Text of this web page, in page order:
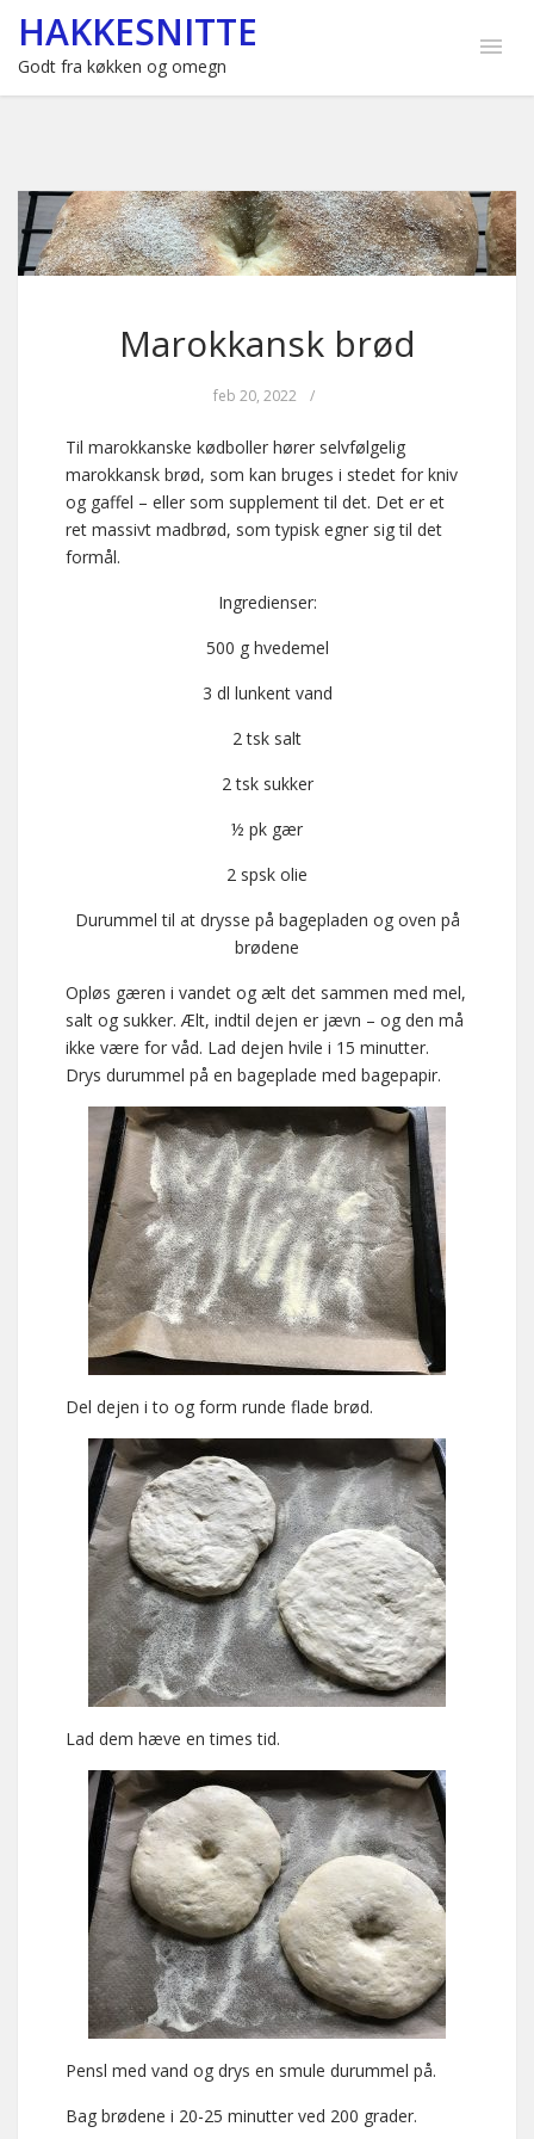
HAKKESNITTE
Godt fra køkken og omegn
Marokkansk brød
feb 20, 2022 /
Til marokkanske kødboller hører selvfølgelig
marokkansk brød, som kan bruges i stedet for kniv
og gaffel – eller som supplement til det. Det er et
ret massivt madbrød, som typisk egner sig til det
formål.
Ingredienser:
500 g hvedemel
3 dl lunkent vand
2 tsk salt
2 tsk sukker
½ pk gær
2 spsk olie
Durummel til at drysse på bagepladen og oven på
brødene
Opløs gæren i vandet og ælt det sammen med mel,
salt og sukker. Ælt, indtil dejen er jævn – og den må
ikke være for våd. Lad dejen hvile i 15 minutter.
Drys durummel på en bageplade med bagepapir.
Del dejen i to og form runde flade brød.
Lad dem hæve en times tid.
Pensl med vand og drys en smule durummel på.
Bag brødene i 20-25 minutter ved 200 grader.